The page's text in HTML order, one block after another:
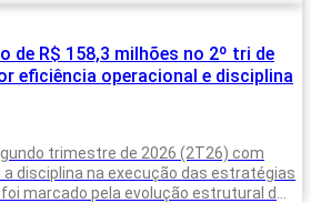
de R$ 158,3 milhões no 2º tri de
eficiência operacional e disciplina
trimestre de 2026 (2T26) com
disciplina na execução das estratégias
marcado pela evolução estrutural dos